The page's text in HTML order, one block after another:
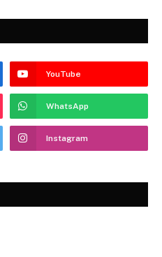
YouTube
WhatsApp
Instagram